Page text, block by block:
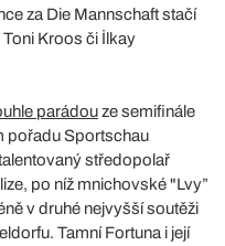
za Die Mannschaft stačí
Kroos či İlkay
parádouze semifinále
pořadu Sportschau
středopolař
po níž mnichovské "Lvy”
v druhé nejvyšší soutěži
Tamní Fortuna i její